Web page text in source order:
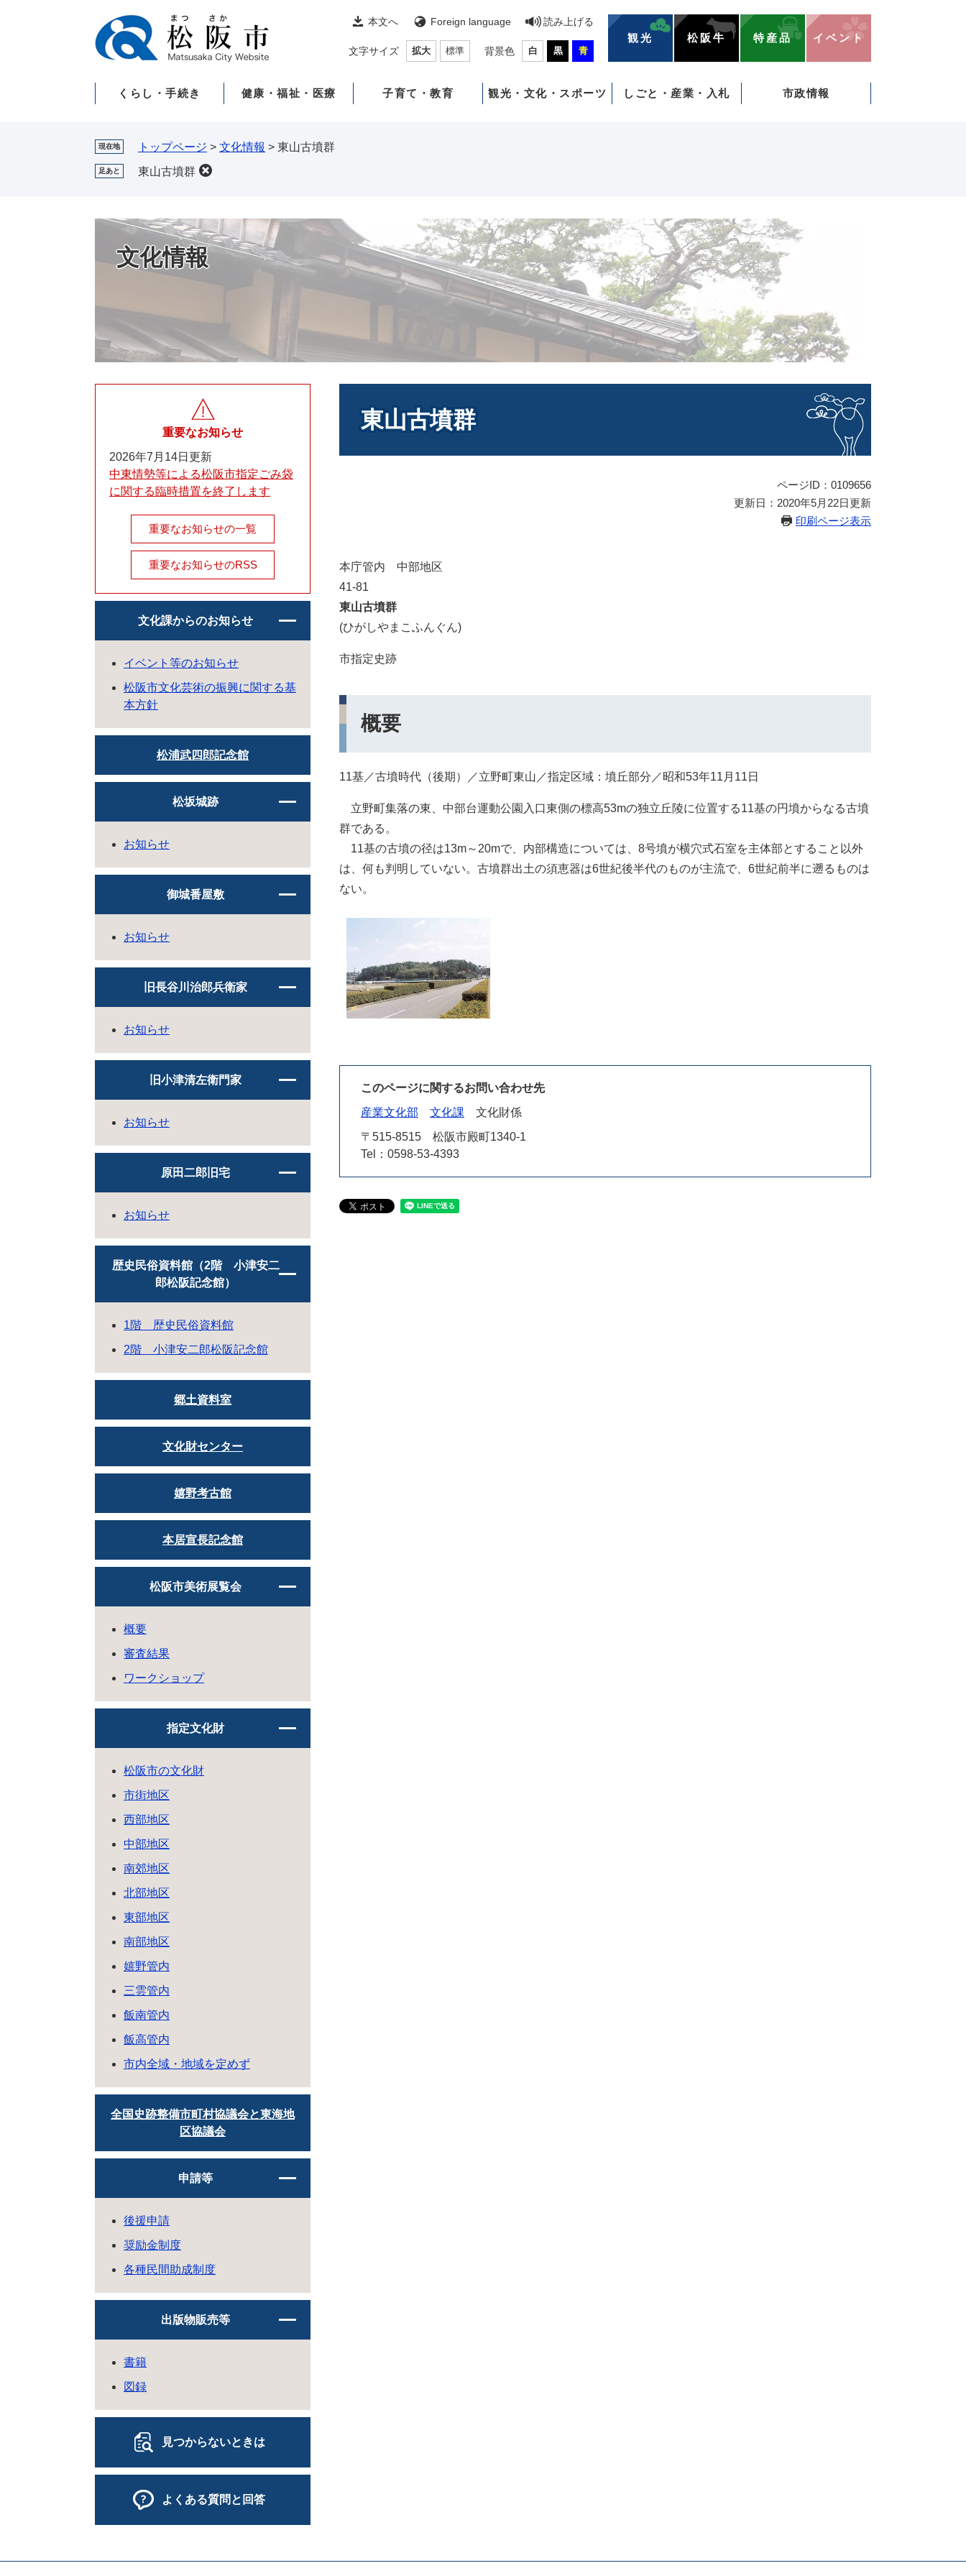
本文へ Foreign language 読み上げる
文字サイズ 拡大 標準 背景色 白 黒 青
観光 松阪牛 特産品 イベント
くらし・手続き 健康・福祉・医療 子育て・教育 観光・文化・スポーツ しごと・産業・入札 市政情報
現在地 トップページ > 文化情報 > 東山古墳群
足あと 東山古墳群
文化情報
東山古墳群
ページID：0109656
更新日：2020年5月22日更新
印刷ページ表示
本庁管内 中部地区
41-81
東山古墳群
(ひがしやまこふんぐん)
市指定史跡
概要
11基／古墳時代（後期）／立野町東山／指定区域：墳丘部分／昭和53年11月11日
立野町集落の東、中部台運動公園入口東側の標高53mの独立丘陵に位置する11基の円墳からなる古墳
群である。
11基の古墳の径は13m～20mで、内部構造については、8号墳が横穴式石室を主体部とすること以外
は、何も判明していない。古墳群出土の須恵器は6世紀後半代のものが主流で、6世紀前半に遡るものは
ない。
このページに関するお問い合わせ先
産業文化部
文化課
文化財係
〒515-8515
松阪市殿町1340-1
Tel：0598-53-4393
重要なお知らせ
2026年7月14日更新
中東情勢等による松阪市指定ごみ袋
に関する臨時措置を終了します
重要なお知らせの一覧
重要なお知らせのRSS
文化課からのお知らせ
イベント等のお知らせ
松阪市文化芸術の振興に関する基
本方針
松浦武四郎記念館
松坂城跡
お知らせ
御城番屋敷
お知らせ
旧長谷川治郎兵衛家
お知らせ
旧小津清左衛門家
お知らせ
原田二郎旧宅
お知らせ
歴史民俗資料館（2階 小津安二
郎松阪記念館）
1階 歴史民俗資料館
2階 小津安二郎松阪記念館
郷土資料室
文化財センター
嬉野考古館
本居宣長記念館
松阪市美術展覧会
概要
審査結果
ワークショップ
指定文化財
松阪市の文化財
市街地区
西部地区
中部地区
南郊地区
北部地区
東部地区
南部地区
嬉野管内
三雲管内
飯南管内
飯高管内
市内全域・地域を定めず
全国史跡整備市町村協議会と東海地
区協議会
申請等
後援申請
奨励金制度
各種民間助成制度
出版物販売等
書籍
図録
見つからないときは
よくある質問と回答